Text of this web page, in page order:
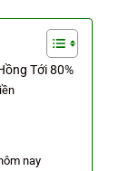
Tới 80%
nay